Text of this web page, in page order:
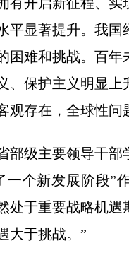
平显著提升。我
困难和挑战。百
、保护主义明显
观存在，全球性问
部级主要领导干
一个新发展阶段”
处于重要战略机
大于挑战。”